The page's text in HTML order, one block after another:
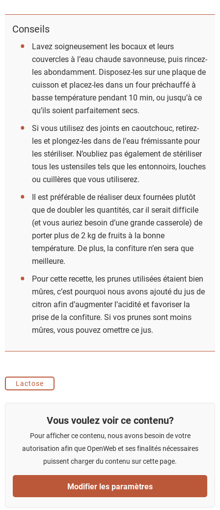
Conseils
Lavez soigneusement les bocaux et leurs
couvercles à l’eau chaude savonneuse, puis rincez-
les abondamment. Disposez-les sur une plaque de
cuisson et placez-les dans un four préchauffé à
basse température pendant 10 min, ou jusqu’à ce
qu’ils soient parfaitement secs.
Si vous utilisez des joints en caoutchouc, retirez-
les et plongez-les dans de l’eau frémissante pour
les stériliser. N’oubliez pas également de stériliser
tous les ustensiles tels que les entonnoirs, louches
ou cuillères que vous utiliserez.
Il est préférable de réaliser deux fournées plutôt
que de doubler les quantités, car il serait difficile
(et vous auriez besoin d’une grande casserole) de
porter plus de 2 kg de fruits à la bonne
température. De plus, la confiture n’en sera que
meilleure.
Pour cette recette, les prunes utilisées étaient bien
mûres, c’est pourquoi nous avons ajouté du jus de
citron afin d’augmenter l’acidité et favoriser la
prise de la confiture. Si vos prunes sont moins
mûres, vous pouvez omettre ce jus.
Lactose
Vous voulez voir ce contenu?
Pour afficher ce contenu, nous avons besoin de votre
autorisation afin que OpenWeb et ses finalités nécessaires
puissent charger du contenu sur cette page.
Modifier les paramètres